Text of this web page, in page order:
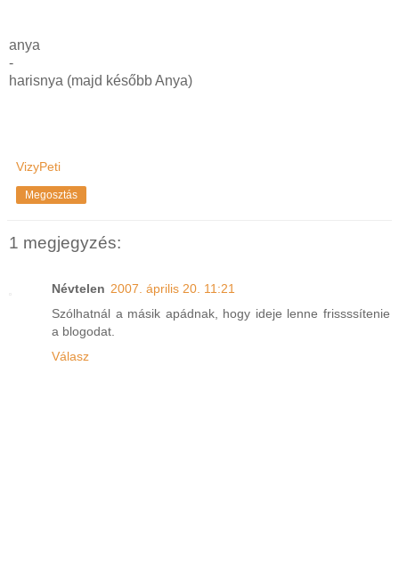
anya
-
harisnya (majd később Anya)
VizyPeti
Megosztás
1 megjegyzés:
Névtelen 2007. április 20. 11:21
Szólhatnál a másik apádnak, hogy ideje lenne frissssítenie
a blogodat.
Válasz